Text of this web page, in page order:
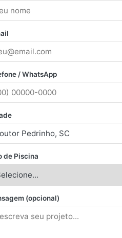
/ WhatsApp
de Piscina
(opcional)